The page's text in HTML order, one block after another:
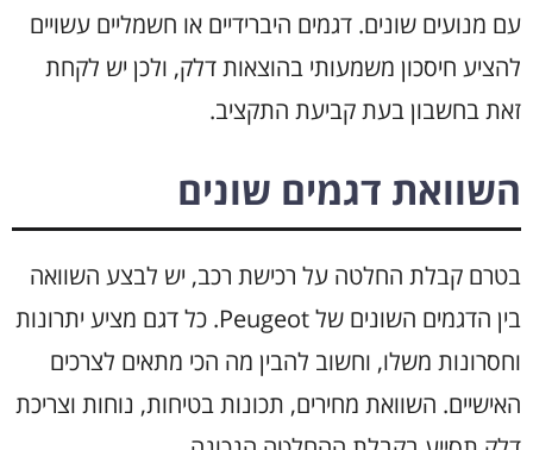
עם מנועים שונים. דגמים היברידיים או חשמליים עשויים
להציע חיסכון משמעותי בהוצאות דלק, ולכן יש לקחת
זאת בחשבון בעת קביעת התקציב.
השוואת דגמים שונים
בטרם קבלת החלטה על רכישת רכב, יש לבצע השוואה
בין הדגמים השונים של Peugeot. כל דגם מציע יתרונות
וחסרונות משלו, וחשוב להבין מה הכי מתאים לצרכים
האישיים. השוואת מחירים, תכונות בטיחות, נוחות וצריכת